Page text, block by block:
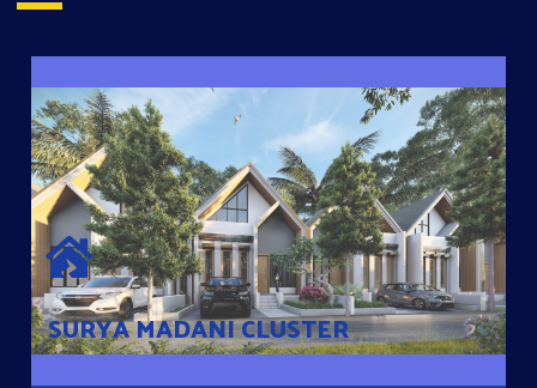
SURYA MADANI CLUSTER
SURYA MADANI CLUSTER
Desain Modern Minimalis dengan Konsep Rumah Pintar
Sehingga Memudahkan Penghuni mengakses rumahnya
dengan Ponsel